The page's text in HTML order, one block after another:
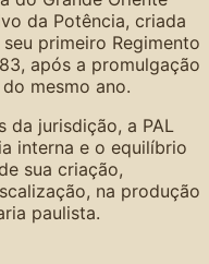
da Potência, criada
primeiro Regimento
após a promulgação
mesmo ano.
da jurisdição, a PAL
interna e o equilíbrio
sua criação,
na produção
paulista.